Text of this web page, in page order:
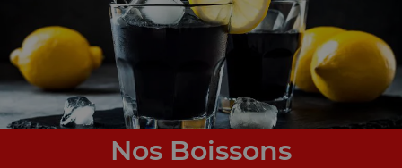
Nos Boissons